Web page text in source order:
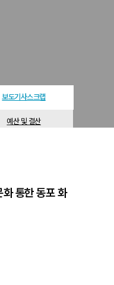
보도기사스크랩
예산 및 결산
통한 동포 화